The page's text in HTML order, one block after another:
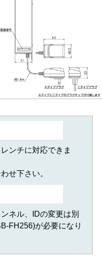
ンチに対応できま
せ下さい。
ネル、IDの変更は別
FH256)が必要になり